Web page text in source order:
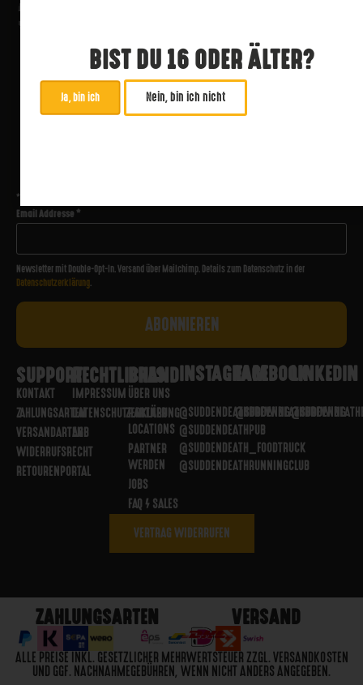
*
Email Addresse*
Newsletter mit Double-Opt-In. Versand über Mailchimp. Details zum Datenschutz in der
Datenschutzerklärung.
SUPPORT
KONTAKT
ZAHLUNGSARTEN
VERSANDARTEN
WIDERRUFSRECHT
RETOURENPORTAL
RECHTLICHES
IMPRESSUM
DATENSCHUTZERKLÄRUNG
AGB
BRAND
ÜBER UNS
PARTNER
LOCATIONS
PARTNER
WERDEN
JOBS
FAQ / SALES
INSTAGRAM
@SUDDENDEATHBREWING
@SUDDENDEATHPUB
@SUDDENDEATH_FOODTRUCK
@SUDDENDEATHRUNNINGCLUB
FACEBOOK
@SUDDENDEATHBREWING
LINKEDIN
VERTRAG WIDERRUFEN
ZAHLUNGSARTEN VERSAND
ALLE PREISE INKL. GESETZLICHER MEHRWERTSTEUER ZZGL. VERSANDKOSTEN
UND GGF. NACHNAHMEGEBÜHREN, WENN NICHT ANDERS ANGEGEBEN.
BIST DU 16 ODER ÄLTER?
Ja, bin ich Nein, bin ich nicht